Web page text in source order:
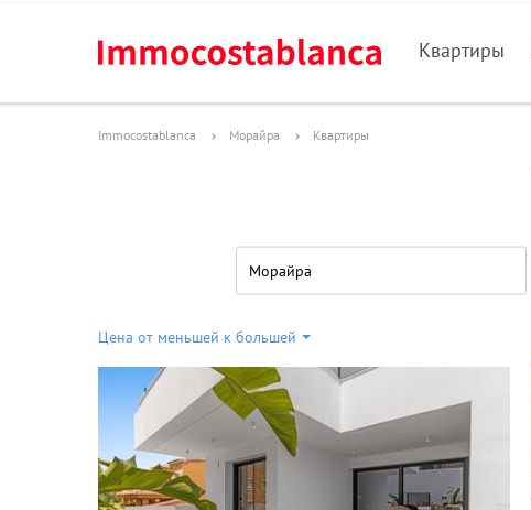
Квартиры
Immocostablanca Морайра Квартиры
Морайра
Цена от меньшей к большей